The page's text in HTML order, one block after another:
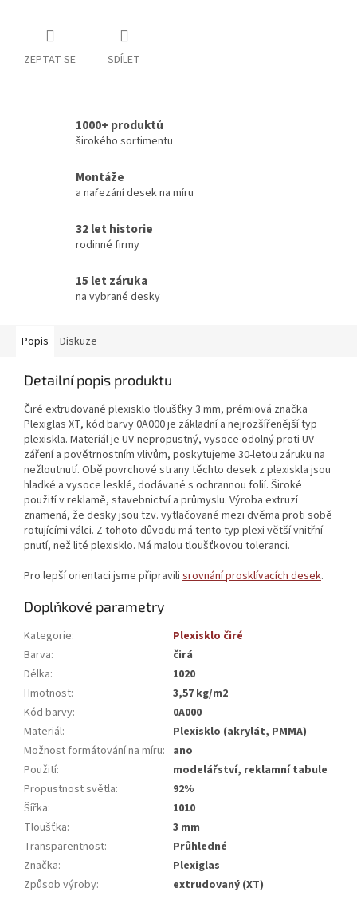
ZEPTAT SE SDÍLET
1000+ produktů
širokého sortimentu
Montáže
a nařezání desek na míru
32 let historie
rodinné firmy
15 let záruka
na vybrané desky
Popis Diskuze
Detailní popis produktu
Čiré extrudované plexisklo tloušťky 3 mm, prémiová značka
Plexiglas XT, kód barvy 0A000 je základní a nejrozšířenější typ
plexiskla. Materiál je UV-nepropustný, vysoce odolný proti UV
záření a povětrnostním vlivům, poskytujeme 30-letou záruku na
nežloutnutí. Obě povrchové strany těchto desek z plexiskla jsou
hladké a vysoce lesklé, dodávané s ochrannou folií. Široké
použití v reklamě, stavebnictví a průmyslu. Výroba extruzí
znamená, že desky jsou tzv. vytlačované mezi dvěma proti sobě
rotujícími válci. Z tohoto důvodu má tento typ plexi větší vnitřní
pnutí, než lité plexisklo. Má malou tloušťkovou toleranci.
Pro lepší orientaci jsme připravili srovnání prosklívacích desek.
Doplňkové parametry
Kategorie:
Plexisklo čiré
Barva:
čirá
Délka:
1020
Hmotnost:
3,57 kg/m2
Kód barvy:
0A000
Materiál:
Plexisklo (akrylát, PMMA)
Možnost formátování na míru: ano
Použití:
modelářství, reklamní tabule
Propustnost světla:
92%
Šířka:
1010
Tloušťka:
3 mm
Transparentnost:
Průhledné
Značka:
Plexiglas
Způsob výroby: extrudovaný (XT)